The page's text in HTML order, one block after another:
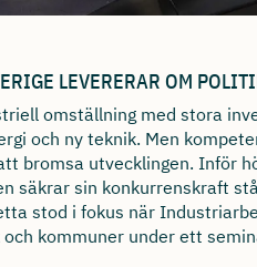
LEVERERAR OM
omställning med stora
och ny teknik. Men
bromsa utvecklingen. Inför
säkrar sin konkurrenskraft
stod i fokus när
kommuner under ett